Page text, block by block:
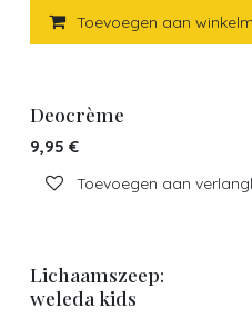
Toevoegen aan
Deocrème
9,95 €
Toevoegen aan
Lichaamszeep:
weleda kids